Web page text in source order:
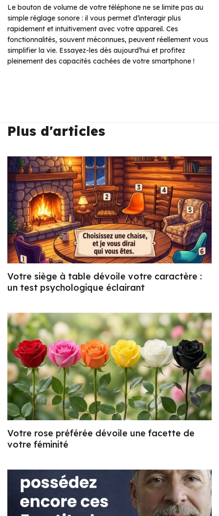
Le bouton de volume de votre téléphone ne se limite pas au
simple réglage sonore : il vous permet d’interagir plus
rapidement et intuitivement avec votre appareil. Ces
fonctionnalités, souvent méconnues, peuvent réellement vous
simplifier la vie. Essayez-les dès aujourd’hui et profitez
pleinement des capacités cachées de votre smartphone !
Plus d'articles
Votre siège à table dévoile votre caractère :
un test psychologique éclairant
Votre rose préférée dévoile une facette de
votre féminité